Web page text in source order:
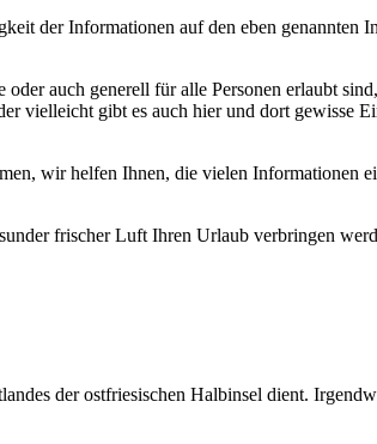
der Informationen auf den eben
auch generell für alle Personen erlaubt
vielleicht gibt es auch hier und dort gewisse
wir helfen Ihnen, die vielen
frischer Luft Ihren Urlaub verbringen
der ostfriesischen Halbinsel dient.